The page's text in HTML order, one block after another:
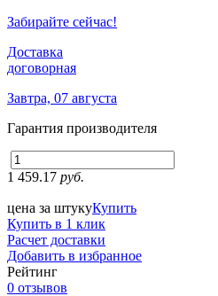
Забирайте сейчас!
Доставка
договорная
Завтра, 07 августа
Гарантия производителя
1 459.17 руб.
цена за штукуКупить
Купить в 1 клик
Расчет доставки
Добавить в избранное
Рейтинг
0 отзывов